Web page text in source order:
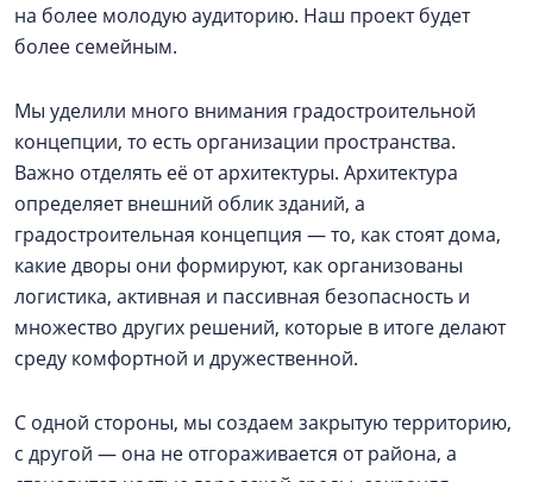
на более молодую аудиторию. Наш проект будет
более семейным.
Мы уделили много внимания градостроительной
концепции, то есть организации пространства.
Важно отделять её от архитектуры. Архитектура
определяет внешний облик зданий, а
градостроительная концепция — то, как стоят дома,
какие дворы они формируют, как организованы
логистика, активная и пассивная безопасность и
множество других решений, которые в итоге делают
среду комфортной и дружественной.
С одной стороны, мы создаем закрытую территорию,
с другой — она не отгораживается от района, а